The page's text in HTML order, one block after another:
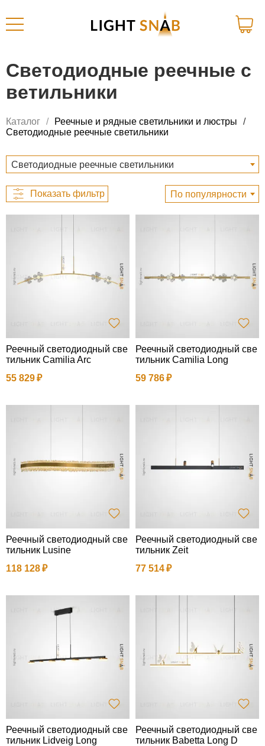
Светодиодные реечные с
ветильники
Каталог
Реечные и рядные светильники и люстры
Светодиодные реечные светильники
Светодиодные реечные светильники
По популярности
Реечный светодиодный све
тильник Camilia Arc
55 829
Реечный светодиодный све
тильник Camilia Long
59 786
Реечный светодиодный све
тильник Lusine
118 128
Реечный светодиодный све
тильник Zeit
77 514
Реечный светодиодный све
тильник Lidveig Long
Реечный светодиодный све
тильник Babetta Long D